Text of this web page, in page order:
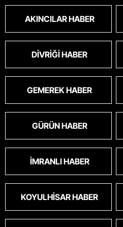
AKINCILAR HABER
DIVRIĞI HABER
GEMEREK HABER
GÜRÜN HABER
İMRANLI HABER
KOYULHISAR HABER